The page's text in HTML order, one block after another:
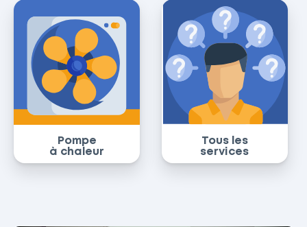
Pompe
à chaleur
Tous les
services